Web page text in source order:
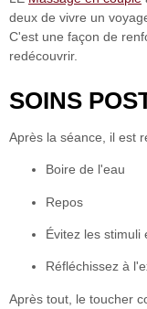
deux de vivre un
C'est une façon de
redécouvrir.
SOINS
Après la séance, il est
Boire de l'eau
Repos
Évitez les stimuli
Réfléchissez à
Après tout, le toucher